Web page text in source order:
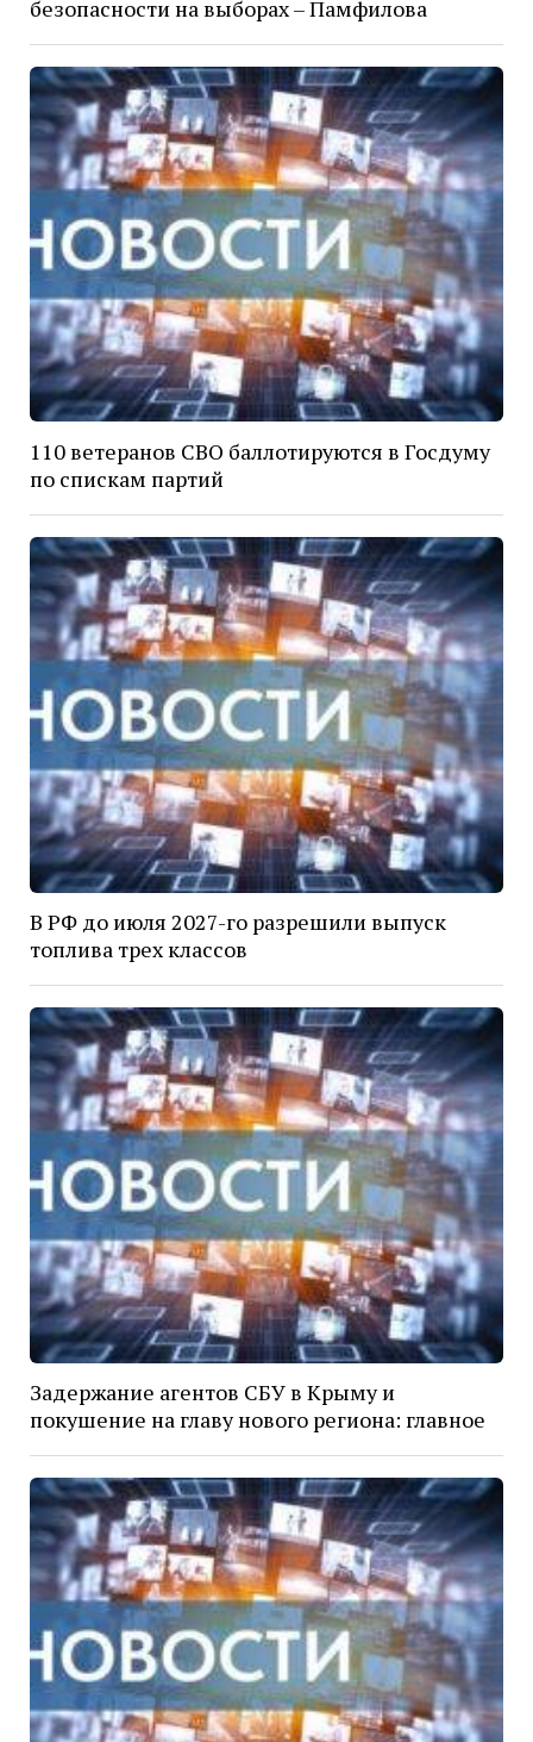
безопасности на выборах – Памфилова
110 ветеранов СВО баллотируются в Госдуму
по спискам партий
В РФ до июля 2027-го разрешили выпуск
топлива трех классов
Задержание агентов СБУ в Крыму и
покушение на главу нового региона: главное